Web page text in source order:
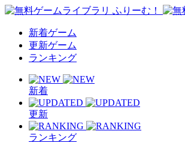
新着ゲーム
更新ゲーム
ランキング
新着
更新
ランキング